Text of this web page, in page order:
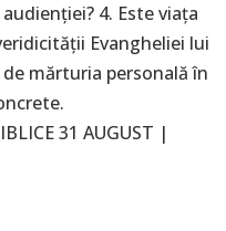
4. Este viața
Evangheliei lui
mărturia personală în
31 AUGUST |